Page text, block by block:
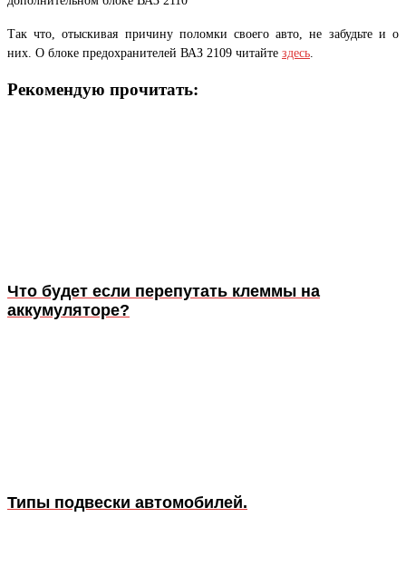
Так что, отыскивая причину поломки своего авто, не забудьте и о
них. О блоке предохранителей ВАЗ 2109 читайте здесь
Рекомендую прочитать:
Что будет если перепутать клеммы на
аккумуляторе?
Типы подвески автомобилей.